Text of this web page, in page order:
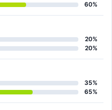
60%
20%
20%
35%
65%